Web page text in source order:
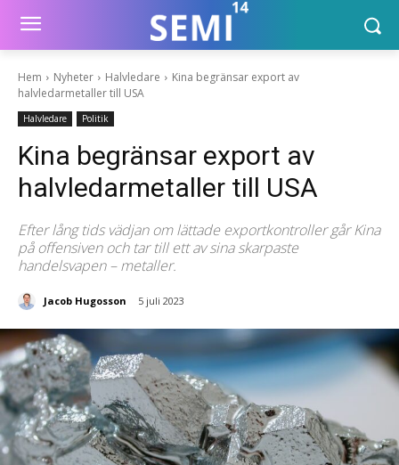
Hem Nyheter Halvledare
Kina begränsar export av
halvledarmetaller till USA
Halvledare Politik
Kina begränsar export av
halvledarmetaller till USA
Efter lång tids vädjan om lättade exportkontroller går Kina
på offensiven och tar till ett av sina skarpaste
handelsvapen – metaller.
Jacob Hugosson 5 juli 2023